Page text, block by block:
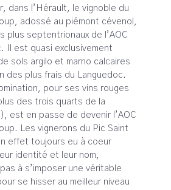
dans l’Hérault, le vignoble du
adossé au piémont cévenol,
plus septentrionaux de l’AOC
Il est quasi exclusivement
sols argilo et marno calcaires
des plus frais du Languedoc.
pour ses vins rouges
des trois quarts de la
est en passe de devenir l’AOC
Les vignerons du Pic Saint
effet toujours eu à coeur
identité et leur nom,
à s’imposer une véritable
se hisser au meilleur niveau